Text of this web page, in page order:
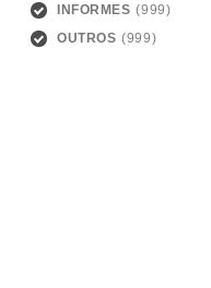
INFORMES
OUTROS